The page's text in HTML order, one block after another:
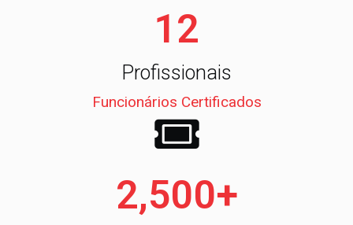
Profissionais
12
Funcionários Certificados
2,500+